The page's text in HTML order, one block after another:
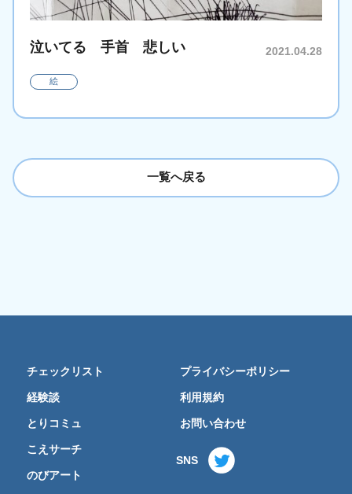
泣いてる 手首 悲しい 2021.04.28
絵
一覧へ戻る
チェックリスト
経験談
とりコミュ
こえサーチ
のびアート
プライバシーポリシー
利用規約
お問い合わせ
SNS